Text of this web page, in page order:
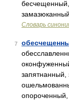
Словарь
7